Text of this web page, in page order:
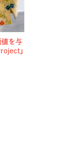
値を与
」